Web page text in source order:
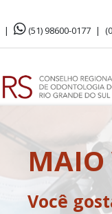
| (51) 98600-0177 |
MAIO
Você